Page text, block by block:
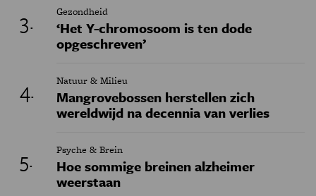
Gezondheid
‘Het Y-chromosoom is ten dode
opgeschreven’
Natuur & Milieu
Mangrovebossen herstellen zich
wereldwijd na decennia van verlies
Psyche & Brein
Hoe sommige breinen alzheimer
weerstaan